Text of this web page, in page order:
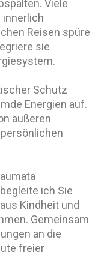
Viele
innerlich
Reisen spüre
sie
Schutz
Energien auf.
äußeren
ich Sie
Kindheit und
Gemeinsam
an die
freier